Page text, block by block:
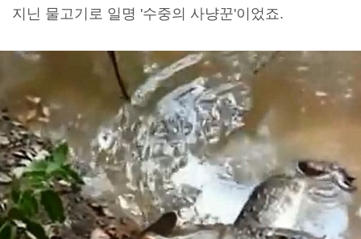
지닌 물고기로 일명 '수중의 사냥꾼'이었죠.